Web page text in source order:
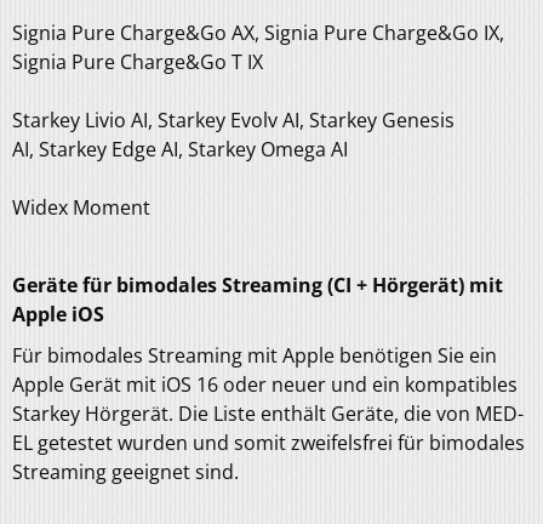
Signia Pure Charge&Go AX, Signia Pure Charge&Go IX,
Signia Pure Charge&Go T IX
Starkey Livio AI, Starkey Evolv AI, Starkey Genesis
AI, Starkey Edge AI, Starkey Omega AI
Widex Moment
Geräte für bimodales Streaming (CI + Hörgerät) mit
Apple iOS
Für bimodales Streaming mit Apple benötigen Sie ein
Apple Gerät mit iOS 16 oder neuer und ein kompatibles
Starkey Hörgerät. Die Liste enthält Geräte, die von MED-
EL getestet wurden und somit zweifelsfrei für bimodales
Streaming geeignet sind.